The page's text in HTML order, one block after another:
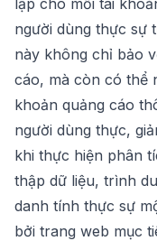
lập cho mỗi tài
người dùng thực sự
này không chỉ bảo
cáo, mà còn có thể
khoản quảng cáo
người dùng thực,
khi thực hiện phân
thập dữ liệu, trình
danh tính thực sự
bởi trang web mục